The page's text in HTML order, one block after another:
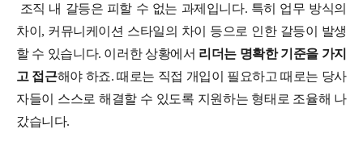
조직 내 갈등은 피할 수 없는 과제입니다. 특히 업무 방식의
차이, 커뮤니케이션 스타일의 차이 등으로 인한 갈등이 발생
할 수 있습니다. 이러한 상황에서 리더는 명확한 기준을 가지
고 접근해야 하죠. 때로는 직접 개입이 필요하고 때로는 당사
자들이 스스로 해결할 수 있도록 지원하는 형태로 조율해 나
갔습니다.